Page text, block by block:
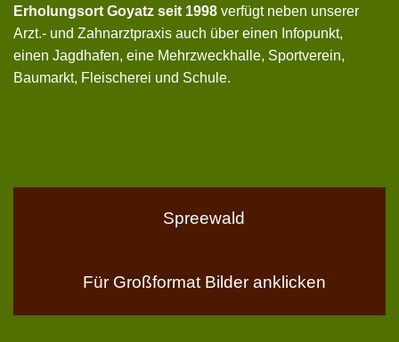
Erholungsort Goyatz seit 1998 verfügt neben unserer
Arzt.- und Zahnarztpraxis auch über einen Infopunkt,
einen Jagdhafen, eine Mehrzweckhalle, Sportverein,
Baumarkt, Fleischerei und Schule.
Spreewald
Für Großformat Bilder anklicken